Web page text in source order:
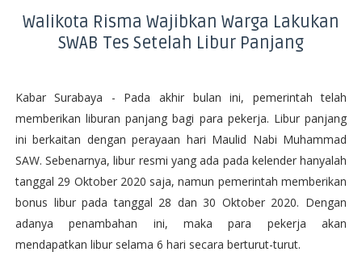
Walikota Risma Wajibkan Warga Lakukan
SWAB Tes Setelah Libur Panjang
Kabar Surabaya - Pada akhir bulan ini, pemerintah telah
memberikan liburan panjang bagi para pekerja. Libur panjang
ini berkaitan dengan perayaan hari Maulid Nabi Muhammad
SAW. Sebenarnya, libur resmi yang ada pada kelender hanyalah
tanggal 29 Oktober 2020 saja, namun pemerintah memberikan
bonus libur pada tanggal 28 dan 30 Oktober 2020. Dengan
adanya penambahan ini, maka para pekerja akan
mendapatkan libur selama 6 hari secara berturut-turut.